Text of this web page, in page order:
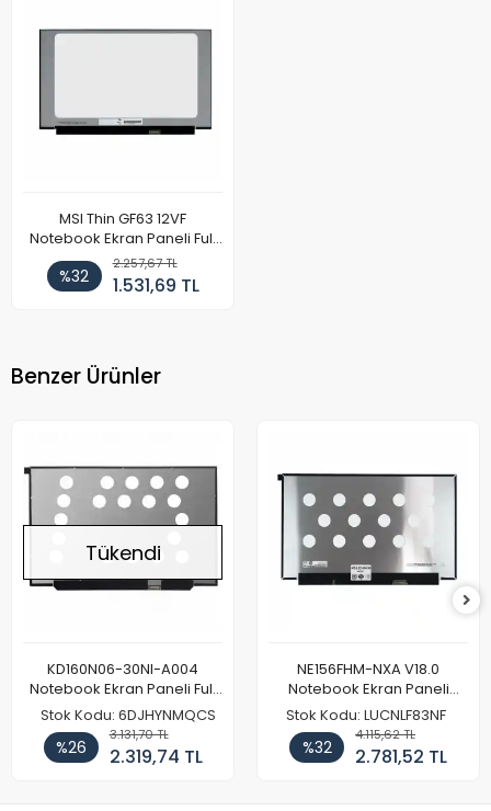
MSI Thin GF63 12VF
Notebook Ekran Paneli Full
HD
%32
2.257,67 TL
1.531,69 TL
Benzer Ürünler
Tükendi
KD160N06-30NI-A004
Notebook Ekran Paneli Full
HD
Stok Kodu: 6DJHYNMQCS
%26
3.131,70 TL
2.319,74 TL
NE156FHM-NXA V18.0
Notebook Ekran Paneli
144Hz
Stok Kodu: LUCNLF83NF
%32
4.115,62 TL
2.781,52 TL